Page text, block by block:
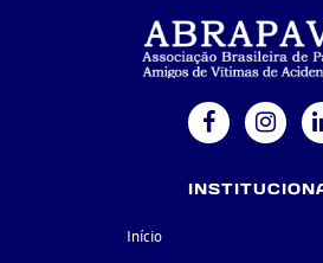
Início